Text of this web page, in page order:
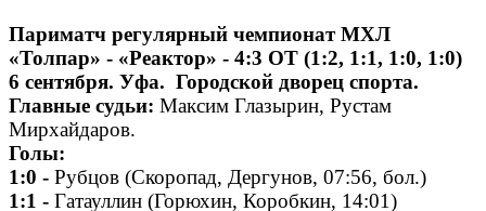
Париматч регулярный чемпионат МХЛ
«Толпар» - «Реактор» - 4:3 ОТ (1:2, 1:1, 1:0, 1:0)
6 сентября. Уфа. Городской дворец спорта.
Главные судьи: Максим Глазырин, Рустам
Мирхайдаров.
Голы:
1:0 - Рубцов (Скоропад, Дергунов, 07:56, бол.)
1:1 - Гатауллин (Горюхин, Коробкин, 14:01)